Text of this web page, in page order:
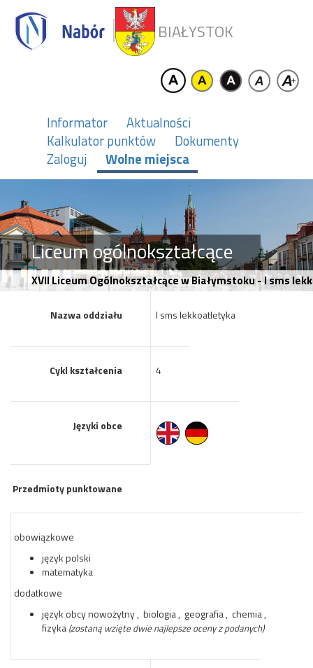
BIAŁYSTOK
Informator
Aktualności
Kalkulator punktów
Dokumenty
Zaloguj
Wolne miejsca
Liceum ogólnokształcące
XVII Liceum Ogólnokształcące w Białymstoku - I sms
Nazwa oddziału I sms lekkoatletyka
Cykl kształcenia 4
Języki obce
Przedmioty punktowane
obowiązkowe
język polski
matematyka
dodatkowe
język obcy nowożytny , biologia , geografia , chemia ,
fizyka (zostaną wzięte dwie najlepsze oceny z podanych)